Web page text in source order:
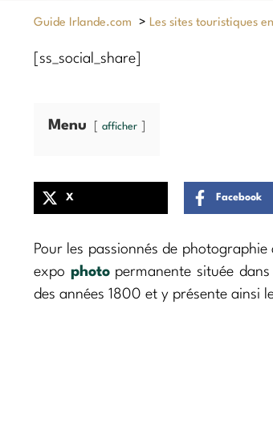
Guide Irlande.com > Les sites touristiques
[ss_social_share]
Menu afficher
X Facebook
Pour les passionnés de
expo photopermanente située
des années 1800 et y présente ainsi